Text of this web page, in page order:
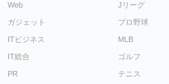
Web
ガジェット
ITビジネス
IT総合
PR
Jリーグ
プロ野球
MLB
ゴルフ
テニス